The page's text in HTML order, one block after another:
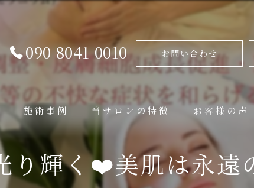
090-8041-0010 お問い合わせ
施術事例 当サロンの特徴 お客様の声
り輝く❤️美肌は永遠